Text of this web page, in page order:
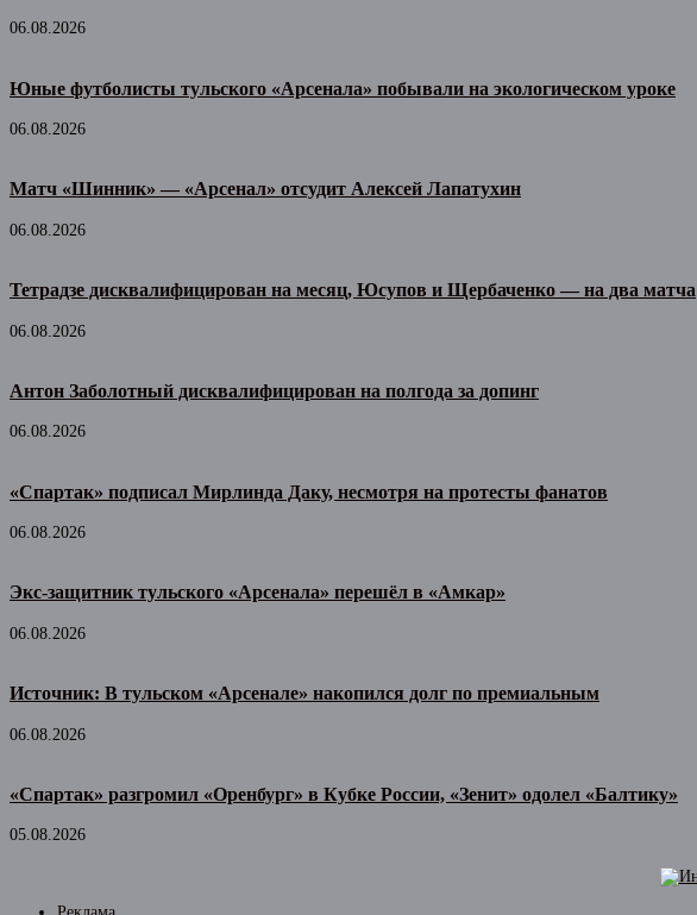
06.08.2026
Юные футболисты тульского «Арсенала» побывали на экологическом уроке
06.08.2026
Матч «Шинник» — «Арсенал» отсудит Алексей Лапатухин
06.08.2026
Тетрадзе дисквалифицирован на месяц, Юсупов и Щербаченко — на два матча
06.08.2026
Антон Заболотный дисквалифицирован на полгода за допинг
06.08.2026
«Спартак» подписал Мирлинда Даку, несмотря на протесты фанатов
06.08.2026
Экс-защитник тульского «Арсенала» перешёл в «Амкар»
06.08.2026
Источник: В тульском «Арсенале» накопился долг по премиальным
06.08.2026
«Спартак» разгромил «Оренбург» в Кубке России, «Зенит» одолел «Балтику»
05.08.2026